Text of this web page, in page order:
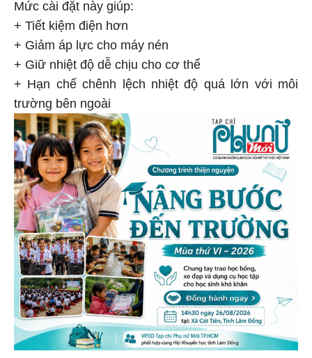
Mức cài đặt này giúp:
+ Tiết kiệm điện hơn
+ Giảm áp lực cho máy nén
+ Giữ nhiệt độ dễ chịu cho cơ thể
+ Hạn chế chênh lệch nhiệt độ quá lớn với môi
trường bên ngoài